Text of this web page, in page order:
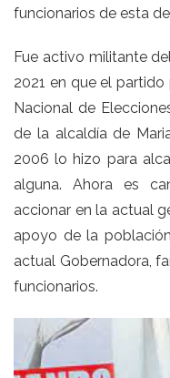
funcionarios de esta
Fue activo militante
2021 en que el
Nacional de
de la alcaldía de
2006 lo hizo para
alguna. Ahora es
accionar en la actual
apoyo de la
actual Gobernadora,
funcionarios.